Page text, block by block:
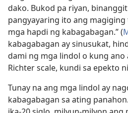
dako. Bukod pa riyan,
pangyayaring ito ang magiging
mga hapdi ng kabagabagan.” (
kabagabagan ay sinusukat,
dami ng mga lindol o kung ano
Richter scale, kundi sa epekto
Tunay na ang mga lindol ay
kabagabagan sa ating